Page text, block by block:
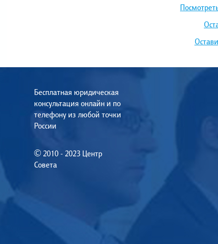
Бесплатная юридическая
консультация онлайн и по
телефону из любой точки
России
© 2010 - 2023 Центр
Совета